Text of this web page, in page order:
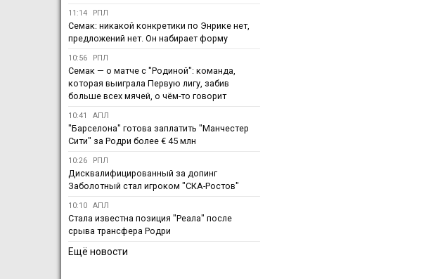
11:14 РПЛ
Семак: никакой конкретики по Энрике нет,
предложений нет. Он набирает форму
10:56 РПЛ
Семак — о матче с "Родиной": команда,
которая выиграла Первую лигу, забив
больше всех мячей, о чём-то говорит
10:41 АПЛ
"Барселона" готова заплатить "Манчестер
Сити" за Родри более € 45 млн
10:26 РПЛ
Дисквалифицированный за допинг
Заболотный стал игроком "СКА-Ростов"
10:10 АПЛ
Стала известна позиция "Реала" после
срыва трансфера Родри
Ещё новости